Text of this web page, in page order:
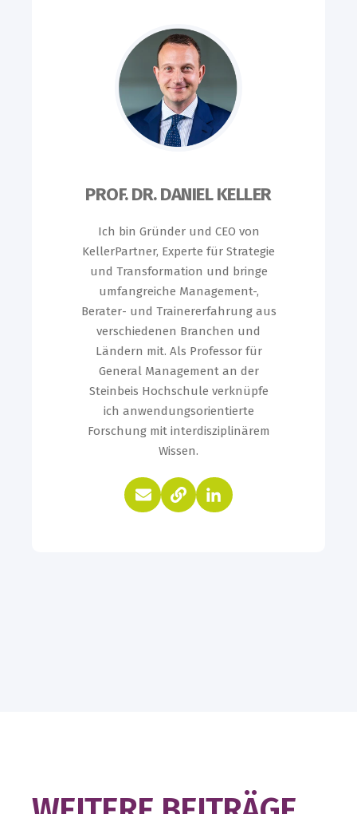
PROF. DR. DANIEL KELLER
Ich bin Gründer und CEO von
KellerPartner, Experte für Strategie
und Transformation und bringe
umfangreiche Management-,
Berater- und Trainererfahrung aus
verschiedenen Branchen und
Ländern mit. Als Professor für
General Management an der
Steinbeis Hochschule verknüpfe
ich anwendungsorientierte
Forschung mit interdisziplinärem
Wissen.